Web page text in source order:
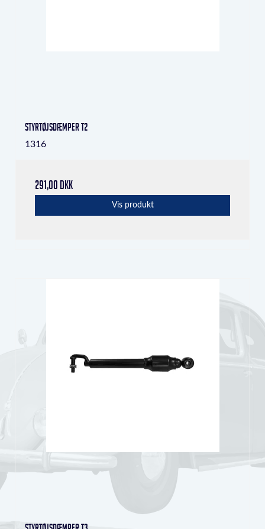
Styrtøjsdæmper T2
1316
291,00 DKK
Vis produkt